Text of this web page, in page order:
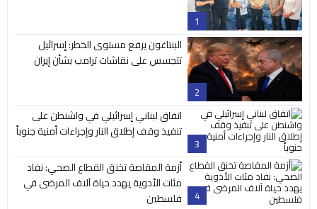
1
2
البنتاغون يرفع مستوى الخطر: إسرائيل
تتجسس على نقاشات ترامب بشأن إيران
3
اتفاق لبناني إسرائيلي في واشنطن على
تنفيذ وقف إطلاق النار وإجراءات أمنية جنوباً
4
أزمة المقاصة تخنق القطاع الصحي: نفاد
مئات الأدوية يهدد حياة آلاف المرضى في
فلسطين